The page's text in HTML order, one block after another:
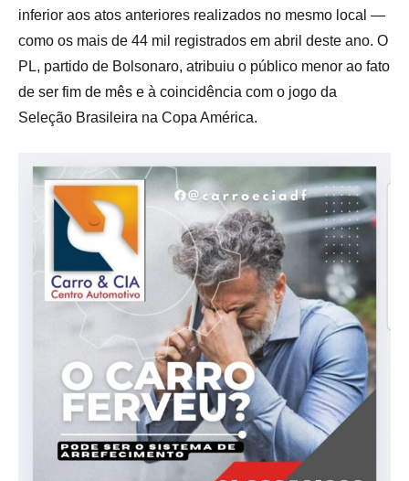
inferior aos atos anteriores realizados no mesmo local —
como os mais de 44 mil registrados em abril deste ano. O
PL, partido de Bolsonaro, atribuiu o público menor ao fato
de ser fim de mês e à coincidência com o jogo da
Seleção Brasileira na Copa América.